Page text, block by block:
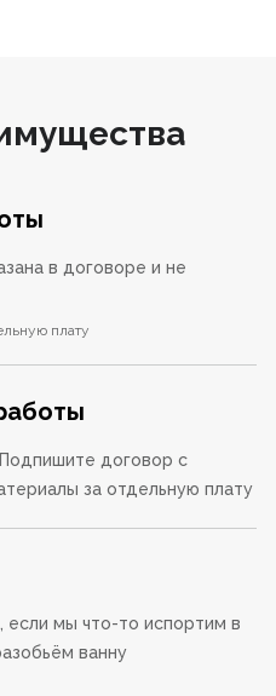
в договоре и не
плату
договор с
за отдельную плату
мы что-то испортим в
ванну